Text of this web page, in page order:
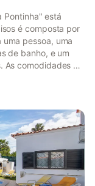
Pontinha" está
é composta por
pessoa, uma
de banho, e um
comodidades no
área exterior
de transportes
disponível um